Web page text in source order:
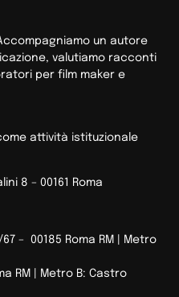
un autore
valutiamo racconti
per film maker e
attività istituzionale
8 – 00161 Roma
– 00185 Roma RM |
Metro
RM | Metro B: Castro